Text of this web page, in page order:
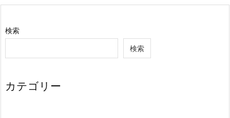
検索
検索
カテゴリー